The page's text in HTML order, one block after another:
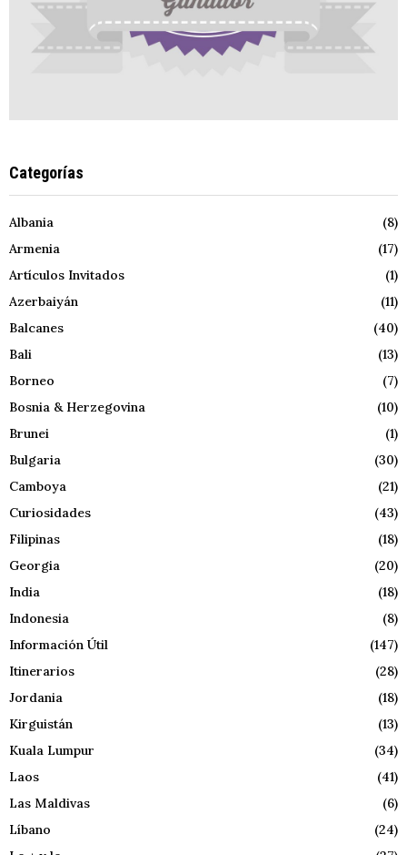
Categorías
Albania
(8)
Armenia
(17)
Artículos Invitados
(1)
Azerbaiyán
(11)
Balcanes
(40)
Bali
(13)
Borneo
(7)
Bosnia & Herzegovina
(10)
Brunei
(1)
Bulgaria
(30)
Camboya
(21)
Curiosidades
(43)
Filipinas
(18)
Georgia
(20)
India
(18)
Indonesia
(8)
Información Útil
(147)
Itinerarios
(28)
Jordania
(18)
Kirguistán
(13)
Kuala Lumpur
(34)
Laos
(41)
Las Maldivas
(6)
Líbano
(24)